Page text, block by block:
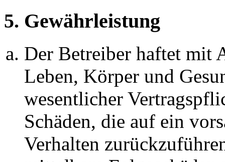
5. Gewährleistung
Der Betreiber haftet mit
Leben, Körper und
wesentlicher
Schäden, die auf ein
Verhalten